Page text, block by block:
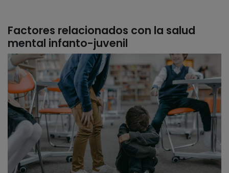
Factores relacionados con la salud
mental infanto-juvenil